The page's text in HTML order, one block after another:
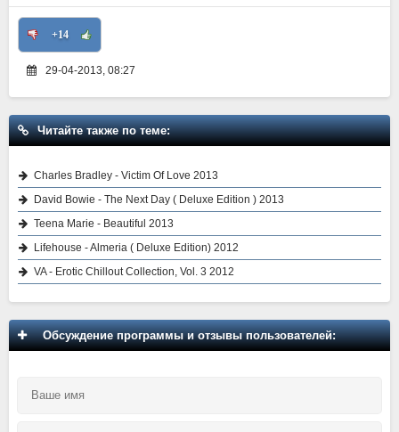
+14
29-04-2013, 08:27
Читайте также по теме:
Charles Bradley - Victim Of Love 2013
David Bowie - The Next Day ( Deluxe Edition ) 2013
Teena Marie - Beautiful 2013
Lifehouse - Almeria ( Deluxe Edition) 2012
VA - Erotic Chillout Collection, Vol. 3 2012
Обсуждение программы и отзывы пользователей: